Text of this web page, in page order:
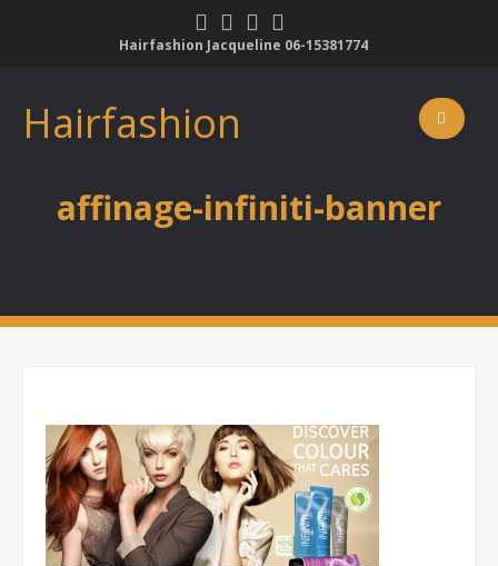
Hairfashion Jacqueline 06-15381774
Hairfashion
affinage-infiniti-banner